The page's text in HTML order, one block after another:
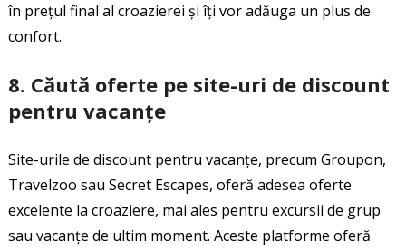
în prețul final al croazierei și îți vor adăuga un plus de
confort.
8. Căută oferte pe site-uri de discount
pentru vacanțe
Site-urile de discount pentru vacanțe, precum Groupon,
Travelzoo sau Secret Escapes, oferă adesea oferte
excelente la croaziere, mai ales pentru excursii de grup
sau vacanțe de ultim moment. Aceste platforme oferă